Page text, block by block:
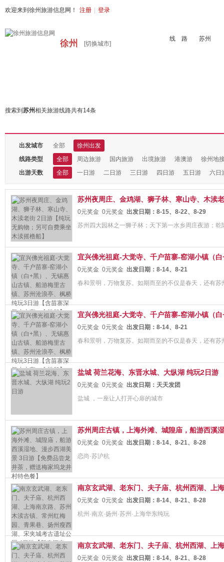
欢迎来到徐州旅游信息网！ 注册 登录
徐州 [切换城市]
线 路
搜索到 苏州相关旅游线路共有14条
出发城市 全部
徐州出发
线路类型
全部 周边旅游 国内旅游 出境旅游 港澳游
徐州地
出游天数
全部 一日游 二日游 三日游 四日游 五日游 六日
苏州夜周庄、金鸡湖、狮子林、寒山寺、木渎
0元奖金 0元奖金 出发日期： 8-15、8-22、8-29
苏州四大园林之一狮子林；天下第一水乡周庄夜游；乾
宜兴佛光祖庭-大觉寺、千户苗寨-窑湖小镇（
0元奖金 0元奖金 出发日期： 8-14、8-21
春和景明，万物复苏。如期而至的不仅是春天，还有苏
宜兴佛光祖庭-大觉寺、千户苗寨-窑湖小镇（
0元奖金 0元奖金 出发日期： 8-14、8-21
春和景明，万物复苏。如期而至的不仅是春天，还有苏
盐城 荷兰花海、东晋水城、大纵湖 纯玩2日游
0元奖金 0元奖金 出发日期： 天天发团
盐城 ，一座让人打开心扉的城市
苏州周庄古镇，上海外滩、城隍庙，船游西溪
0元奖金 0元奖金 出发日期： 8-14、8-21、8-28
恋尚·苏沪杭
南京玄武湖、老东门、夫子庙、杭州西湖、上
0元奖金 0元奖金 出发日期： 8-14、8-21、8-28
杭州·南京·扬州·苏州·上海华东纯玩
南京玄武湖、老东门、夫子庙、杭州西湖、上
0元奖金 0元奖金 出发日期： 8-14、8-21、8-28